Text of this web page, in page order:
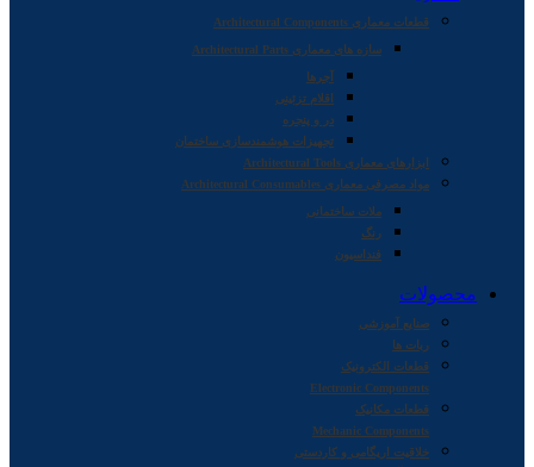
قطعات معماری Architectural Components
سازه های معماری Architectural Parts
آجرها
اقلام تزئینی
در و پنجره
تجهیزات هوشمندسازی ساختمان
ابزارهای معماری Architectural Tools
مواد مصرفی معماری Architectural Consumables
ملات ساختمانی
رنگ
فنداسیون
محصولات
صنایع آموزشی
ربات ها
قطعات الکترونیک
Electronic Components
قطعات مکانیک
Mechanic Components
خلاقیت اریگامی و کاردستی